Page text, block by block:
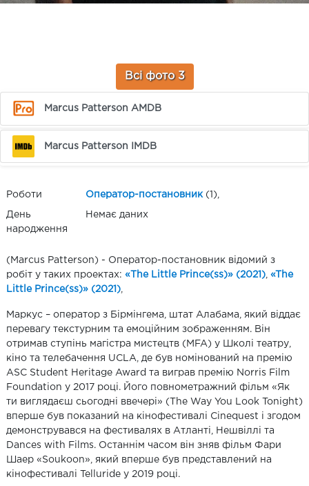
Всі фото 3
Marcus Patterson AMDB
Marcus Patterson IMDB
Роботи Оператор-постановник(1),
День
народження
Немає даних
(Marcus Patterson) - Оператор-постановник відомий з
робіт у таких проектах: «The Little Prince(ss)» (2021) «The
Little Prince(ss)» (2021)
Маркус – оператор з Бірмінгема, штат Алабама, який віддає
перевагу текстурним та емоційним зображенням. Він
отримав ступінь магістра мистецтв (MFA) у Школі театру,
кіно та телебачення UCLA, де був номінований на премію
ASC Student Heritage Award та виграв премію Norris Film
Foundation у 2017 році. Його повнометражний фільм «Як
ти виглядаєш сьогодні ввечері» (The Way You Look Tonight)
вперше був показаний на кінофестивалі Cinequest і згодом
демонструвався на фестивалях в Атланті, Нешвіллі та
Dances with Films. Останнім часом він зняв фільм Фари
Шаер «Soukoon», який вперше був представлений на
кінофестивалі Telluride у 2019 році.